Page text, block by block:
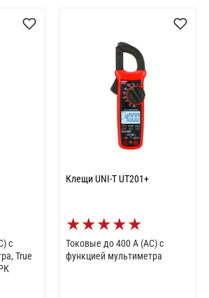
с
True
Клещи UNI-T UT201+
★★★★★
Токовые до 400 А (AC) с
функцией мультиметра